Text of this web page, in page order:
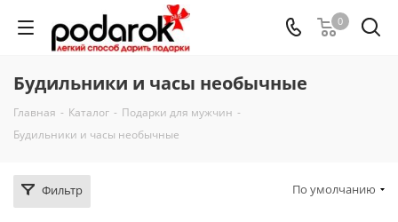
0
Будильники и часы необычные
Главная - Каталог - Подарки для мужчин -
Будильники и часы необычные
Фильтр По умолчанию